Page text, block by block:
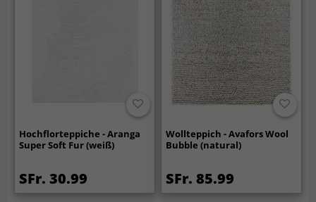
Hochflorteppiche - Aranga
Super Soft Fur (weiß)
SFr. 30.99
Wollteppich - Avafors Wool
Bubble (natural)
SFr. 85.99